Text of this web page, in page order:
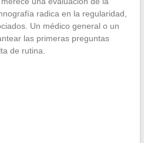
radica en la regularidad,
Un médico general o un
las primeras preguntas
de rutina.